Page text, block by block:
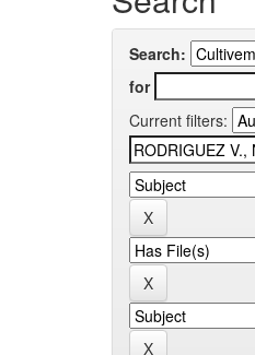
Search:
for
Current filters: